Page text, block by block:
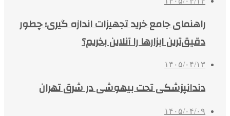
راهنمای جامع خرید تجهیزات اندازه گیری؛ چطور
دقیق‌ترین ابزارها را آنلاین بخریم؟
۱۴۰۵/۰۴/۱۳
دندانپزشکی تحت بیهوشی در شرق تهران
۱۴۰۵/۰۴/۰۹